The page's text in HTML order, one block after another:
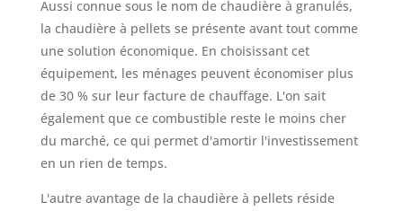
Aussi connue sous le nom de chaudière à granulés,
la chaudière à pellets se présente avant tout comme
une solution économique. En choisissant cet
équipement, les ménages peuvent économiser plus
de 30 % sur leur facture de chauffage. L'on sait
également que ce combustible reste le moins cher
du marché, ce qui permet d'amortir l'investissement
en un rien de temps.
L'autre avantage de la chaudière à pellets réside